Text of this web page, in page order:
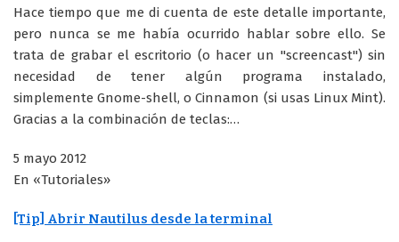
Hace tiempo que me di cuenta de este detalle importante,
pero nunca se me había ocurrido hablar sobre ello. Se
trata de grabar el escritorio (o hacer un "screencast") sin
necesidad de tener algún programa instalado,
simplemente Gnome-shell, o Cinnamon (si usas Linux Mint).
Gracias a la combinación de teclas:…
5 mayo 2012
En «Tutoriales»
[Tip] Abrir Nautilus desde la terminal